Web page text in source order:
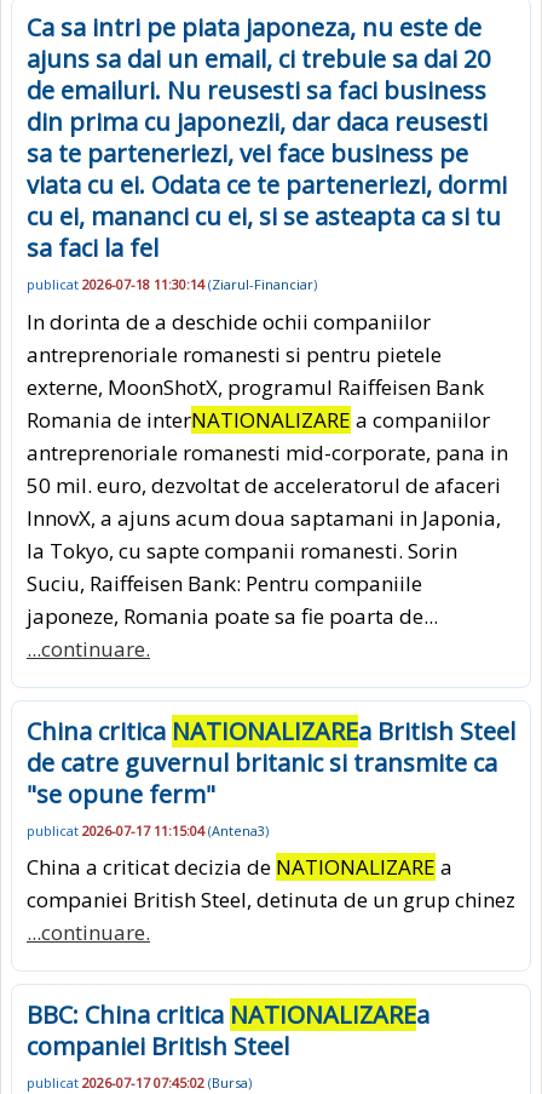
Ca sa intri pe piata japoneza, nu este de
ajuns sa dai un email, ci trebuie sa dai 20
de emailuri. Nu reusesti sa faci business
din prima cu japonezii, dar daca reusesti
sa te parteneriezi, vei face business pe
viata cu ei. Odata ce te parteneriezi, dormi
cu ei, mananci cu ei, si se asteapta ca si tu
sa faci la fel
publicat 2026-07-18 11:30:14(Ziarul-Financiar)
In dorinta de a deschide ochii companiilor
antreprenoriale romanesti si pentru pietele
externe, MoonShotX, programul Raiffeisen Bank
Romania de interNATIONALIZARE a companiilor
antreprenoriale romanesti mid-corporate, pana in
50 mil. euro, dezvoltat de acceleratorul de afaceri
InnovX, a ajuns acum doua saptamani in Japonia,
la Tokyo, cu sapte companii romanesti. Sorin
Suciu, Raiffeisen Bank: Pentru companiile
japoneze, Romania poate sa fie poarta de...
...continuare.
China critica NATIONALIZAREa British Steel
de catre guvernul britanic si transmite ca
"se opune ferm"
publicat 2026-07-17 11:15:04(Antena3)
China a criticat decizia de NATIONALIZARE a
companiei British Steel, detinuta de un grup chinez
...continuare.
BBC: China critica NATIONALIZAREa
companiei British Steel
publicat 2026-07-17 07:45:02 (Bursa)